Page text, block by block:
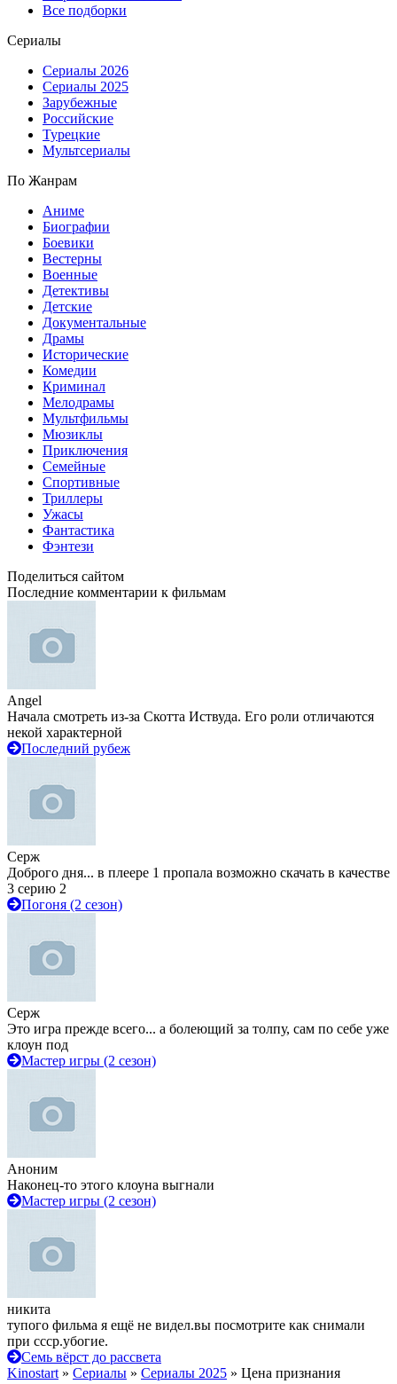
Все подборки
Сериалы
Сериалы 2026
Сериалы 2025
Зарубежные
Российские
Турецкие
Мультсериалы
По Жанрам
Аниме
Биографии
Боевики
Вестерны
Военные
Детективы
Детские
Документальные
Драмы
Исторические
Комедии
Криминал
Мелодрамы
Мультфильмы
Мюзиклы
Приключения
Семейные
Спортивные
Триллеры
Ужасы
Фантастика
Фэнтези
Поделиться сайтом
Последние комментарии к фильмам
Angel
Начала смотреть из-за Скотта Иствуда. Его роли отличаются
некой характерной
Последний рубеж
Серж
Доброго дня... в плеере 1 пропала возможно скачать в качестве
3 серию 2
Погоня (2 сезон)
Серж
Это игра прежде всего... а болеющий за толпу, сам по себе уже
клоун под
Мастер игры (2 сезон)
Аноним
Наконец-то этого клоуна выгнали
Мастер игры (2 сезон)
никита
тупого фильма я ещё не видел.вы посмотрите как снимали
при ссср.убогие.
Семь вёрст до рассвета
Kinostart » Сериалы » Сериалы 2025 » Цена признания